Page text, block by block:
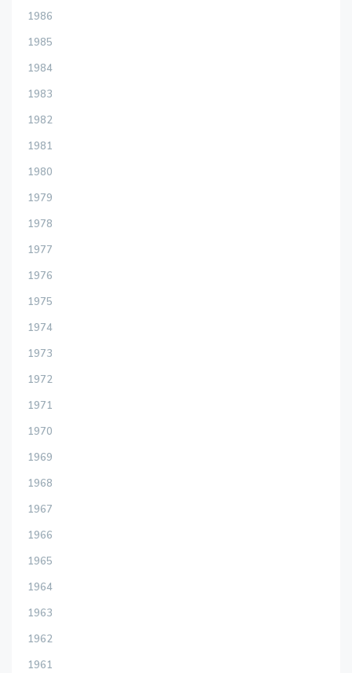
1986
1985
1984
1983
1982
1981
1980
1979
1978
1977
1976
1975
1974
1973
1972
1971
1970
1969
1968
1967
1966
1965
1964
1963
1962
1961